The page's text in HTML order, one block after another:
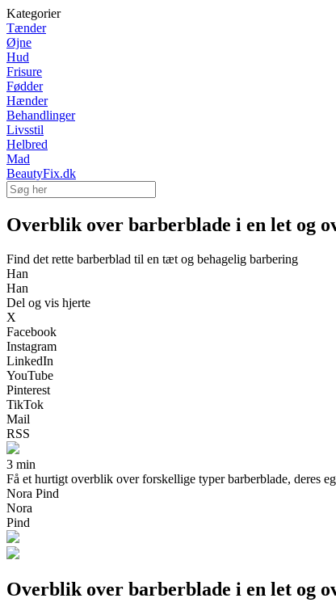
Kategorier
Tænder
Øjne
Hud
Frisure
Fødder
Hænder
Behandlinger
Livsstil
Helbred
Mad
BeautyFix.dk
Overblik over barberblade i en let og
Find det rette barberblad til en tæt og behagelig barbering
Han
Han
Del og vis hjerte
X
Facebook
Instagram
LinkedIn
YouTube
Pinterest
TikTok
Mail
RSS
3 min
Få et hurtigt overblik over forskellige typer barberblade, deres
Nora Pind
Nora
Pind
Overblik over barberblade i en let og